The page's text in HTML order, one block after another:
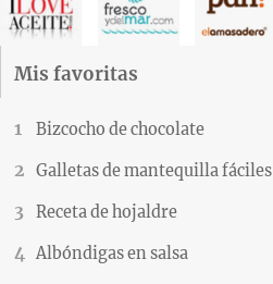
Mis favoritas
Bizcocho de chocolate
Galletas de mantequilla fáciles
Receta de hojaldre
Albóndigas en salsa